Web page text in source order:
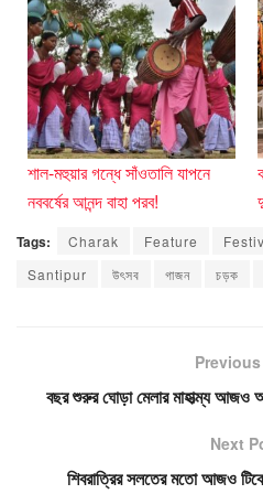
শাল-মহুয়ার গন্ধে সাঁওতালি যাপনে
নববর্ষের আনন্দ বাহা পরব!
Tags: Charak Feature
Santipur
উৎসব গাজন চড়ক
বছর শুরুর ঘোড়া মেলার মাহাত্ম্য আজও
Next
শিবরাত্রির সলতের মতো আজও টিকে